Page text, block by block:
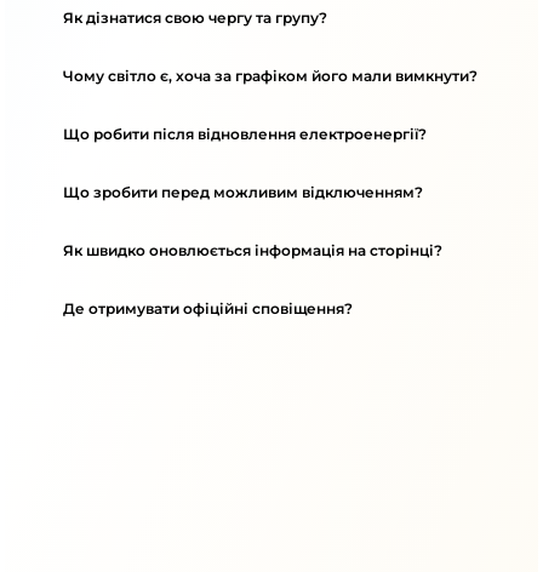
Як дізнатися свою чергу та групу?
Чому світло є, хоча за графіком його мали вимкнути?
Що робити після відновлення електроенергії?
Що зробити перед можливим відключенням?
Як швидко оновлюється інформація на сторінці?
Де отримувати офіційні сповіщення?